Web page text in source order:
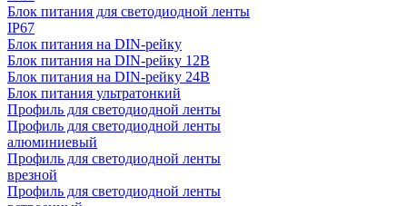
Блок питания для светодиодной ленты
IP67
Блок питания на DIN-рейку
Блок питания на DIN-рейку 12В
Блок питания на DIN-рейку 24В
Блок питания ультратонкий
Профиль для светодиодной ленты
Профиль для светодиодной ленты
алюминиевый
Профиль для светодиодной ленты
врезной
Профиль для светодиодной ленты